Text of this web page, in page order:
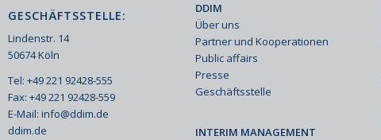
GESCHÄFTSSTELLE:
Lindenstr. 14
50674 Köln
Tel: +49 221 92428-555
Fax: +49 221 92428-559
E-Mail:info@ddim.de
ddim.de
DDIM
Über uns
Partner und Kooperationen
Public affairs
Presse
Geschäftsstelle
INTERIM MANAGEMENT